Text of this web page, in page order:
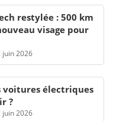
restylée : 500 km
visage pour
juin 2026
voitures électriques
?
juin 2026